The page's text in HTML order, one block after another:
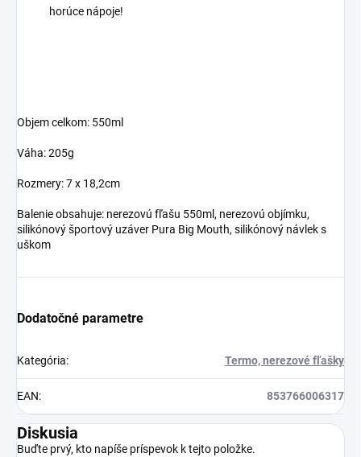
horúce nápoje!
Objem celkom: 550ml
Váha: 205g
Rozmery: 7 x 18,2cm
Balenie obsahuje: nerezovú fľašu 550ml, nerezovú objímku,
silikónový športový uzáver Pura Big Mouth, silikónový návlek s
uškom
Dodatočné parametre
Kategória: Termo, nerezové fľašky
EAN: 853766006317
Diskusia
Buďte prvý, kto napíše príspevok k tejto položke.